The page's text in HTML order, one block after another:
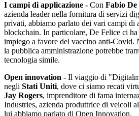
I campi di applicazione - Con Fabio De
azienda leader nella fornitura di servizi
privati, abbiamo parlato dei vari campi di
blockchain. In particolare, De Felice ci
impiego a favore del vaccino anti-Covid.
la pubblica amministrazione potrebbe
tecnologia simile.
Open innovation - Il viaggio di
negli Stati Uniti, dove ci siamo recati
Jay Rogers, imprenditore di fama
Industries, azienda produttrice di veicoli
lui abbiamo parlato di Open Innovation.